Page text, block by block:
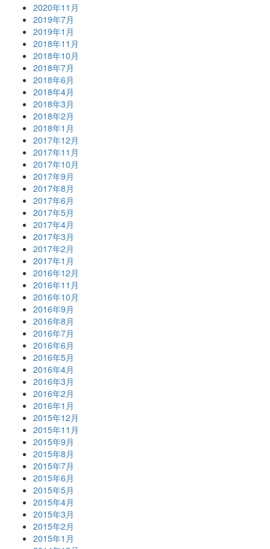
2020年11月
2019年7月
2019年1月
2018年11月
2018年10月
2018年7月
2018年6月
2018年4月
2018年3月
2018年2月
2018年1月
2017年12月
2017年11月
2017年10月
2017年9月
2017年8月
2017年6月
2017年5月
2017年4月
2017年3月
2017年2月
2017年1月
2016年12月
2016年11月
2016年10月
2016年9月
2016年8月
2016年7月
2016年6月
2016年5月
2016年4月
2016年3月
2016年2月
2016年1月
2015年12月
2015年11月
2015年9月
2015年8月
2015年7月
2015年6月
2015年5月
2015年4月
2015年3月
2015年2月
2015年1月